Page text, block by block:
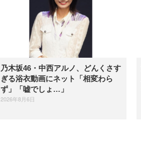
乃木坂46・中西アルノ、どんくさす
ぎる浴衣動画にネット「相変わら
ず」「嘘でしょ…」
2026年8月6日